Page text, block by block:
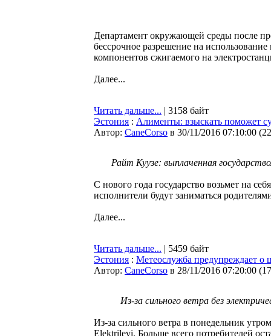
Департамент окружающей среды после
бессрочное разрешение на
компонентов сжигаемого на
Далее...
Читать дальше... | 3158 байт
Эстония : Алименты: взыскать поможет
Автор: CaneCorso в 30/11/2016 07:10:00 (
Райт Куузе: выплаченная
С нового года государство возьмет на
исполнители будут заниматься
Далее...
Читать дальше... | 5459 байт
Эстония : Метеослужба предупреждает о
Автор: CaneCorso в 28/11/2016 07:20:00 (
Из-за сильного ветра без
Из-за сильного ветра в понедельник
Elektrilevi. Больше всего потребителей